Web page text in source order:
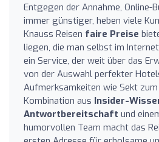
Entgegen der Annahme, Online-
immer günstiger, heben viele
Knauss Reisen faire Preise
liegen, die man selbst im
ein Service, der weit über das
von der Auswahl perfekter
Aufmerksamkeiten wie Sekt
Kombination aus Insider-
Antwortbereitschaft und
humorvollen Team macht das